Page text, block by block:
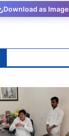
Download as Image